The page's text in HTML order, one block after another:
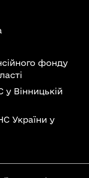
фонду
у Вінницькій
України у